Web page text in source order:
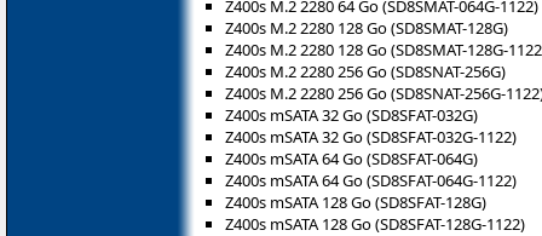
Z400s M.2 2280 64 Go (SD8SMAT-064G-1122)
Z400s M.2 2280 128 Go (SD8SMAT-128G)
Z400s M.2 2280 128 Go (SD8SMAT-128G-
Z400s M.2 2280 256 Go (SD8SNAT-256G)
Z400s M.2 2280 256 Go (SD8SNAT-256G-
Z400s mSATA 32 Go (SD8SFAT-032G)
Z400s mSATA 32 Go (SD8SFAT-032G-1122)
Z400s mSATA 64 Go (SD8SFAT-064G)
Z400s mSATA 64 Go (SD8SFAT-064G-1122)
Z400s mSATA 128 Go (SD8SFAT-128G)
Z400s mSATA 128 Go (SD8SFAT-128G-1122)